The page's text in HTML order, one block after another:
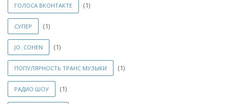
ГОЛОСА ВКОНТАКТЕ (1)
СУПЕР (1)
JO. COHEN (1)
ПОПУЛЯРНОСТЬ ТРАНС МУЗЫКИ (1)
РАДИО ШОУ (1)